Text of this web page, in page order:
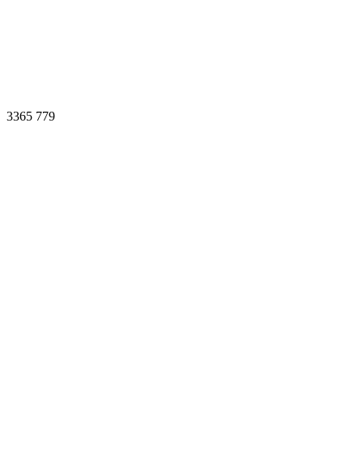
3365 779